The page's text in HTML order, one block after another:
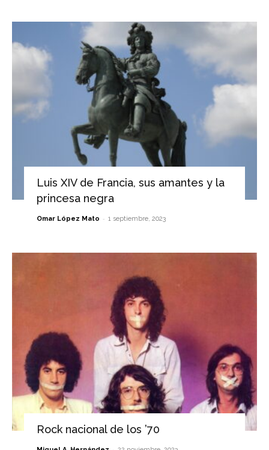
Luis XIV de Francia, sus amantes y la
princesa negra
Omar López Mato - 1 septiembre, 2023
Rock nacional de los ’70